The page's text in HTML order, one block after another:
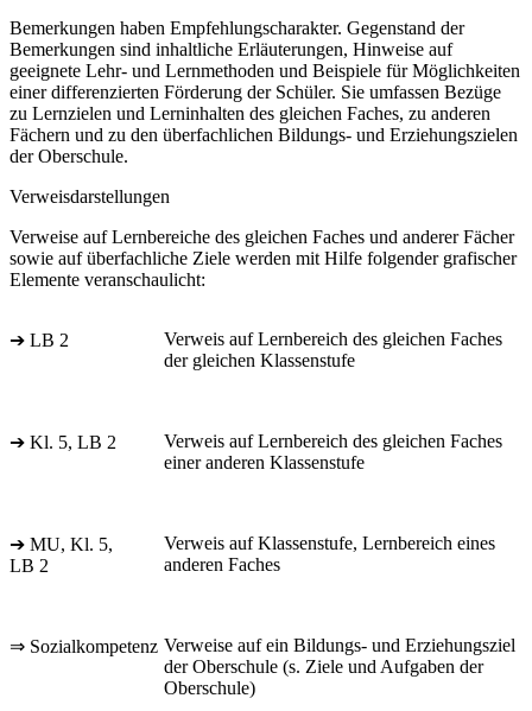
Bemerkungen haben Empfehlungscharakter. Gegenstand der
Bemerkungen sind inhaltliche Erläuterungen, Hinweise auf
geeignete Lehr- und Lernmethoden und Beispiele für Möglichkeiten
einer differenzierten Förderung der Schüler. Sie umfassen Bezüge
zu Lernzielen und Lerninhalten des gleichen Faches, zu anderen
Fächern und zu den überfachlichen Bildungs- und Erziehungszielen
der Oberschule.
Verweisdarstellungen
Verweise auf Lernbereiche des gleichen Faches und anderer Fächer
sowie auf überfachliche Ziele werden mit Hilfe folgender grafischer
Elemente veranschaulicht:
➔ LB 2
Verweis auf Lernbereich des gleichen Faches
der gleichen Klassenstufe
➔ Kl. 5, LB 2
Verweis auf Lernbereich des gleichen Faches
einer anderen Klassenstufe
➔ MU, Kl. 5,
LB 2
Verweis auf Klassenstufe, Lernbereich eines
anderen Faches
⇒ Sozialkompetenz Verweise auf ein Bildungs- und Erziehungsziel
der Oberschule (s. Ziele und Aufgaben der
Oberschule)